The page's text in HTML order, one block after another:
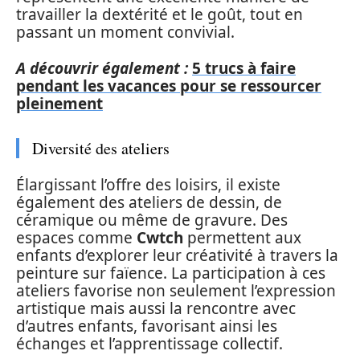
travailler la dextérité et le goût, tout en
passant un moment convivial.
A découvrir également : 5 trucs à faire
pendant les vacances pour se ressourcer
pleinement
Diversité des ateliers
Élargissant l’offre des loisirs, il existe
également des ateliers de dessin, de
céramique ou même de gravure. Des
espaces comme Cwtch permettent aux
enfants d’explorer leur créativité à travers la
peinture sur faïence. La participation à ces
ateliers favorise non seulement l’expression
artistique mais aussi la rencontre avec
d’autres enfants, favorisant ainsi les
échanges et l’apprentissage collectif.